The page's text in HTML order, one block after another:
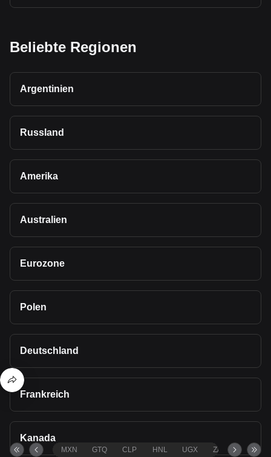
Beliebte Regionen
Argentinien
Russland
Amerika
Australien
Eurozone
Polen
Deutschland
Frankreich
Kanada
MXN GTQ CLP HNL UGX ZAR TND